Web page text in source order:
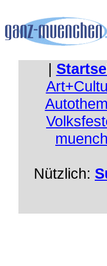
|
Nützlich: